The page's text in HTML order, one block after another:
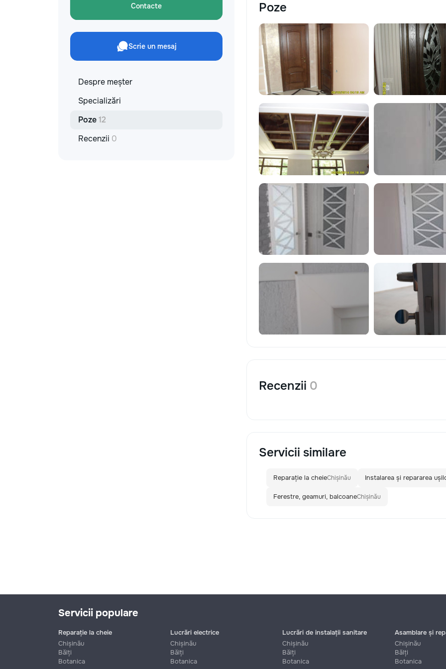
дверей — регулировка дверей и
окон, замена петель, установка
замков. • Ремонт и отделка —
поклейка обоев, заделка трещин,
замена плитки, другие мелкие
отделочные работы. •
Благоустройство и уборка —
помощь в организации
пространства, установке полок, а
также садоводство и помощь в
уходе за дачей. Почему выбирают
нас? • Профессионализм — опыт и
внимание к деталям, мы заботимся
о качестве работы. • Удобство —
приедем в удобное время, с
необходимыми инструментами. •
Доступные цены — честные
нами ваш дом в надежных руках!
Обращайтесь за помощью — мы
решим любую задачу быстро и
качественно.
Contacte
Scrie un mesaj
Despre meșter
Specializări
Poze12
Recenzii 0
Poze
Recenzii 0
Servicii similare
Reparație la cheieChișinău Instalarea și repararea
Ferestre, geamuri, balcoaneChișinău
Servicii populare
Reparație la cheie
Chișinău
Bălți
Botanica
Lucrări electrice
Chișinău
Bălți
Botanica
Lucrări de instalații sanitare
Chișinău
Bălți
Botanica
Asamblare și
Chișinău
Bălți
Botanica